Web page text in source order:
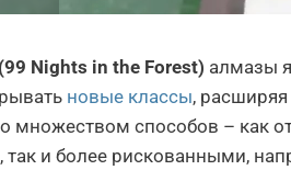
Nights in the Forest) алмазы
новые классы,
множеством способов – как
так и более рискованными,